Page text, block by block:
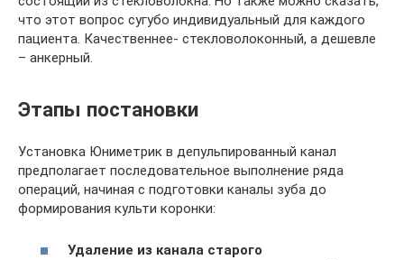
что этот вопрос сугубо индивидуальный для каждого
пациента. Качественнее- стекловолоконный, а дешевле
– анкерный.
Этапы постановки
Установка Юниметрик в депульпированный канал
предполагает последовательное выполнение ряда
операций, начиная с подготовки каналы зуба до
формирования культи коронки:
Удаление из канала старого